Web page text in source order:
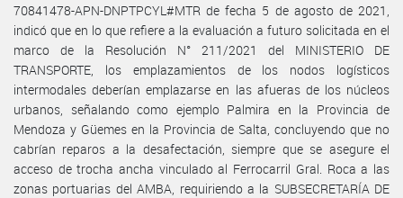
70841478-APN-DNPTPCYL#MTR de fecha 5 de agosto de 2021,
indicó que en lo que refiere a la evaluación a futuro solicitada en el
marco de la Resolución N° 211/2021 del MINISTERIO DE
TRANSPORTE, los emplazamientos de los nodos logísticos
intermodales deberían emplazarse en las afueras de los núcleos
urbanos, señalando como ejemplo Palmira en la Provincia de
Mendoza y Güemes en la Provincia de Salta, concluyendo que no
cabrían reparos a la desafectación, siempre que se asegure el
acceso de trocha ancha vinculado al Ferrocarril Gral. Roca a las
zonas portuarias del AMBA, requiriendo a la SUBSECRETARÍA DE